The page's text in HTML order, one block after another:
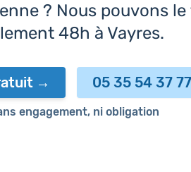
? Nous pouvons le
48h à Vayres.
05 35 54 37 77
engagement, ni obligation